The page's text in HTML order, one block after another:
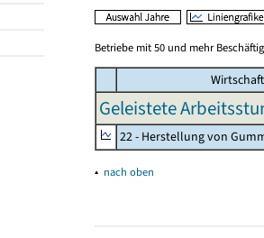
Betriebe mit 50 und mehr
Geleistete
22 - Herstellung von
▴ nach oben